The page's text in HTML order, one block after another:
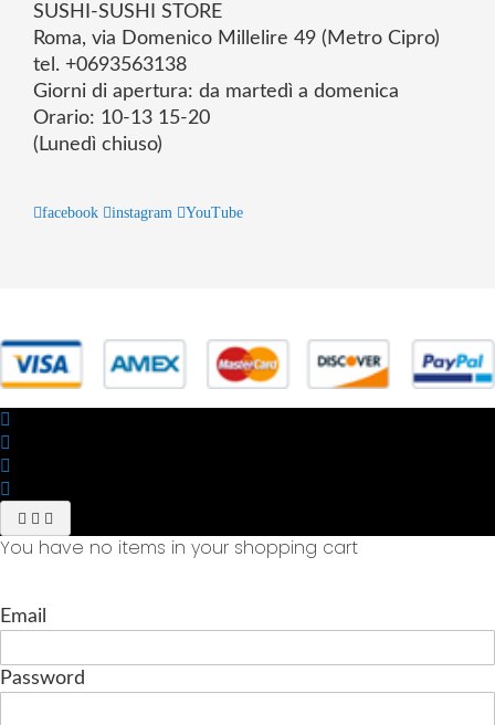
SUSHI-SUSHI STORE
Roma, via Domenico Millelire 49 (Metro Cipro)
tel. +0693563138
Giorni di apertura: da martedì a domenica
Orario: 10-13 15-20
(Lunedì chiuso)
facebook instagram YouTube
You have no items in your shopping cart
Email
Password